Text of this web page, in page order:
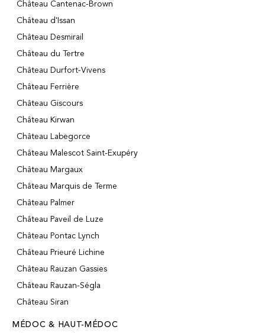
Château Cantenac-Brown
Château d'Issan
Château Desmirail
Château du Tertre
Château Durfort-Vivens
Château Ferrière
Château Giscours
Château Kirwan
Château Labegorce
Château Malescot Saint-Exupéry
Château Margaux
Château Marquis de Terme
Château Palmer
Château Paveil de Luze
Château Pontac Lynch
Château Prieuré Lichine
Château Rauzan Gassies
Château Rauzan-Ségla
Château Siran
MÉDOC & HAUT-MÉDOC